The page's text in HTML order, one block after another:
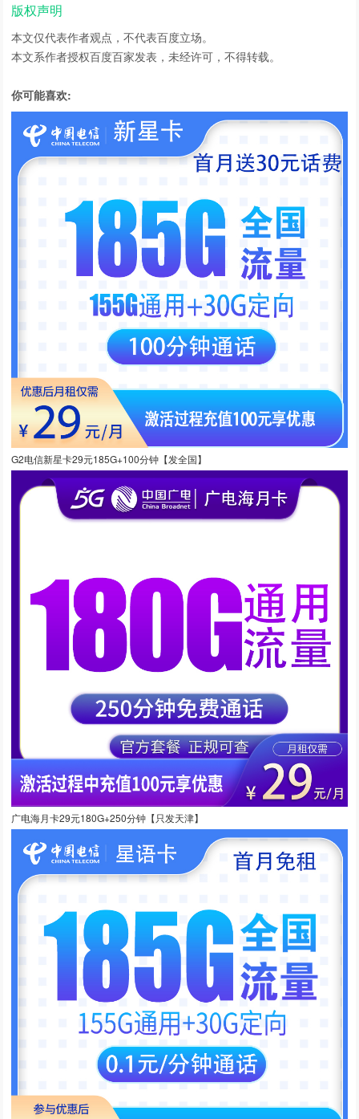
版权声明
本文仅代表作者观点，不代表百度立场。
本文系作者授权百度百家发表，未经许可，不得转载。
你可能喜欢:
G2电信新星卡29元185G+100分钟【发全国】
广电海月卡29元180G+250分钟【只发天津】